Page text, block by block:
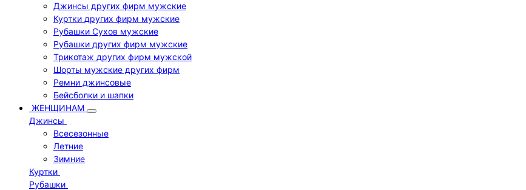
Джинсы других фирм мужские
Куртки других фирм мужские
Рубашки Сухов мужские
Рубашки других фирм мужские
Трикотаж других фирм мужской
Шорты мужские других фирм
Ремни джинсовые
Бейсболки и шапки
ЖЕНЩИНАМ
Джинсы
Всесезонные
Летние
Зимние
Куртки
Рубашки